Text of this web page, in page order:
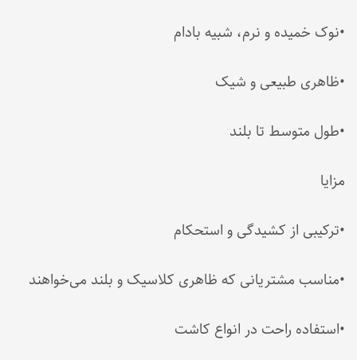
•نوک خمیده و نرم، شبیه بادام
•ظاهری طبیعی و شیک
•طول متوسط تا بلند
مزایا
•ترکیبی از کشیدگی و استحکام
•مناسب مشتریانی که ظاهری کلاسیک و بلند می‌خواهند
•استفاده راحت در انواع کاشت